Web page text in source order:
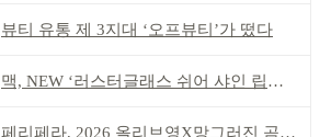
뷰티 유통 제 3지대 ‘오프뷰티’가 떴다
맥, NEW ‘러스터글래스 쉬어 샤인 립스틱’ 출시
페리페라, 2026 올리브영X망그러진 곰 콜라보